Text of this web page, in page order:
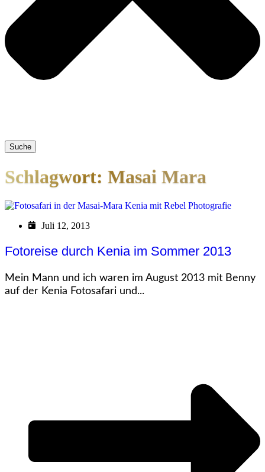
Suche
Schlagwort: Masai Mara
Juli 12, 2013
Fotoreise durch Kenia im Sommer 2013
Mein Mann und ich waren im August 2013 mit Benny
auf der Kenia Fotosafari und...